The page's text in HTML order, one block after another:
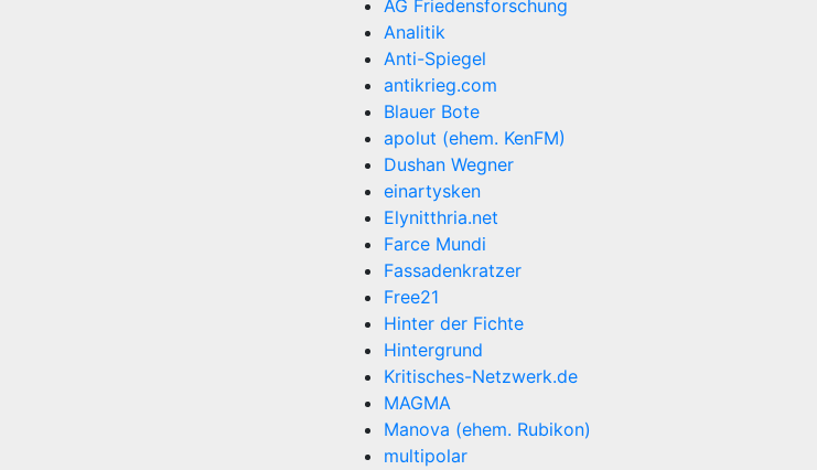
AG Friedensforschung
Analitik
Anti-Spiegel
antikrieg.com
Blauer Bote
apolut (ehem. KenFM)
Dushan Wegner
einartysken
Elynitthria.net
Farce Mundi
Fassadenkratzer
Free21
Hinter der Fichte
Hintergrund
Kritisches-Netzwerk.de
MAGMA
Manova (ehem. Rubikon)
multipolar